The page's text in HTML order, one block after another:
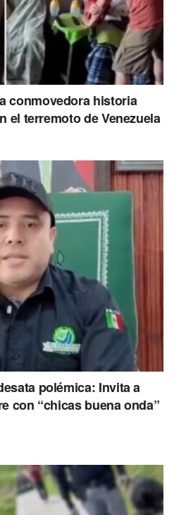
ayuda enrelación con la
conmovedora historia
el terremoto de Venezuela
polémica: Invita a
con “chicas buena onda”